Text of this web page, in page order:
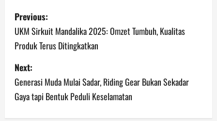
P
o
s
t
n
a
Previous:
UKM Sirkuit Mandalika 2025: Omzet Tumbuh, Kualitas
Produk Terus Ditingkatkan
Next:
Generasi Muda Mulai Sadar, Riding Gear Bukan Sekadar
Gaya tapi Bentuk Peduli Keselamatan